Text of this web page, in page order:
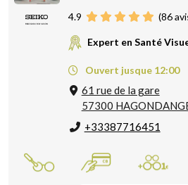
4.9 (86
Expert en Santé
Ouvert jusque 12:00
61 rue de la gare
57300
+33387716451